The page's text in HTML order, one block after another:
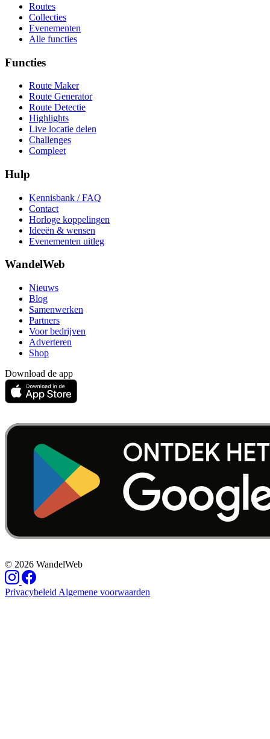
Routes
Collecties
Evenementen
Alle functies
Functies
Route Maker
Route Generator
Route Detectie
Highlights
Live locatie delen
Challenges
Compleet
Hulp
Kennisbank / FAQ
Contact
Horloge koppelingen
Ideeën & wensen
Evenementen uitleg
WandelWeb
Nieuws
Blog
Samenwerken
Partners
Voor bedrijven
Adverteren
Shop
Download de app
© 2026 WandelWeb
Privacybeleid Algemene voorwaarden